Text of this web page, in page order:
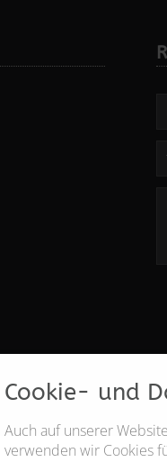
Cookie- und
Auch auf unserer
verwenden wir Cookies